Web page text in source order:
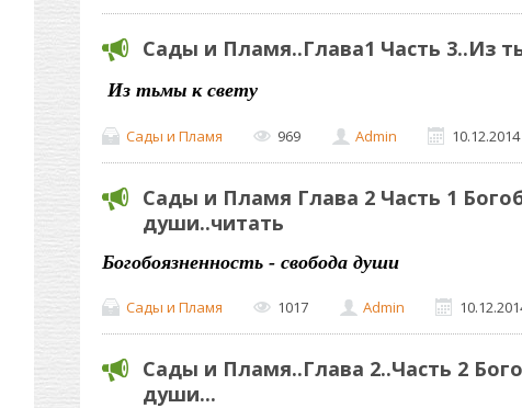
Сады и Пламя..Глава1 Часть 3..Из
Из тьмы к свету
Сады и Пламя 969 Admin 10.12.2014
Сады и Пламя Глава 2 Часть 1
души..читать
Богобоязненность - свобода души
Сады и Пламя 1017 Admin
Сады и Пламя..Глава 2..Часть 2
души...